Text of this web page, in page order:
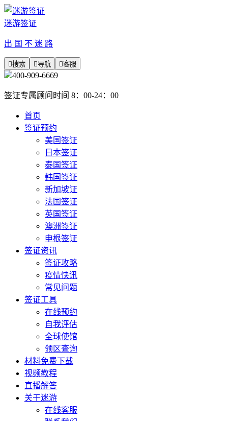
迷游签证
出 国 不 迷 路
搜索 导航 客服
400-909-6669
签证专属顾问时间 8：00-24：00
首页
签证预约
美国签证
日本签证
泰国签证
韩国签证
新加坡证
法国签证
英国签证
澳洲签证
申根签证
签证资讯
签证攻略
疫情快讯
常见问题
签证工具
在线预约
自我评估
全球使馆
领区查询
材料免费下载
视频教程
直播解答
关于迷游
在线客服